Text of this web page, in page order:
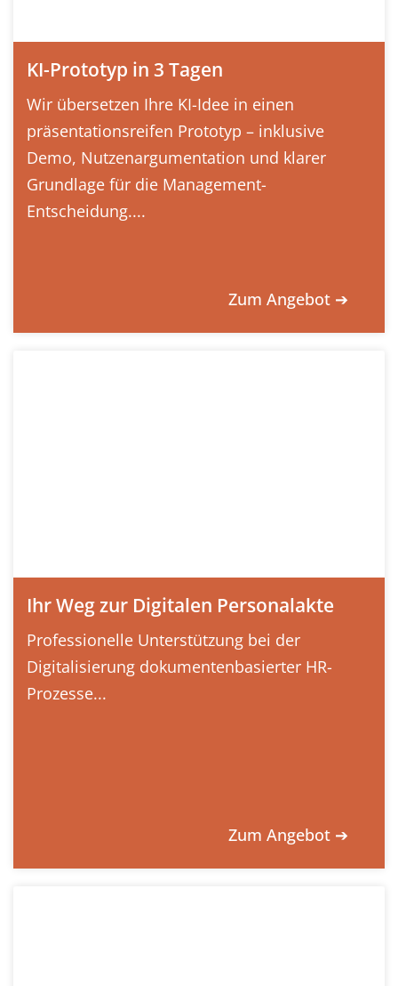
KI-Prototyp in 3 Tagen
Wir übersetzen Ihre KI-Idee in einen
präsentationsreifen Prototyp – inklusive
Demo, Nutzenargumentation und klarer
Grundlage für die Management-
Entscheidung....
Zum Angebot ➔
Ihr Weg zur Digitalen Personalakte
Professionelle Unterstützung bei der
Digitalisierung dokumentenbasierter HR-
Prozesse...
Zum Angebot ➔